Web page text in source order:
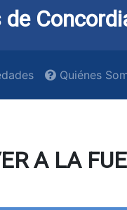
Quiénes
A LA